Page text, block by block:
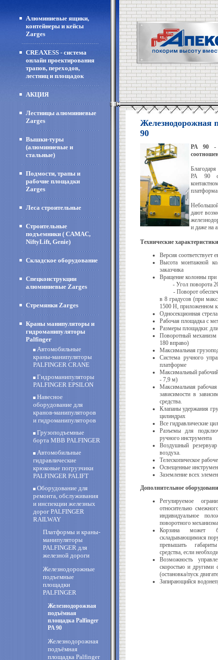
Алюминиевые ящики,
контейнеры и кейсы
Zarges
CREAXESS - система
онлайн проектирования
трапов, переходов,
лестниц и площадок
АКЦИЯ
Лестницы алюминиевые
Zarges
Вышки-туры
(алюминиевые и
стальные)
Подмости, трапы и
рабочие площадки
Zarges
Леса строительные
Строительные
подъемники ( CAMAC,
NiftyLift, Genie)
Складское оборудование
Спецконструкции
алюминиевые Zarges
Стремянки Zarges
Краны манипуляторы и
гидроманипуляторы
Palfinger
Автомобильные
краны-манипуляторы
PALFINGER CRANE
Гидроманипуляторы
PALFINGER EPSILON
Навесное
оборудование для
кранов-манипуляторов
и гидроманипуляторов
Грузоподъемные
борта MBB PALFINGER
Автомобильные
гидравлические
крюковые погрузчики
PALFINGER PALIFT
Оборудование для
ремонта, обслуживания
и инспекции железных
дорог PALFINGER
RAILWAY
Платформы и краны-
манипуляторы
PALFINGER для
железной дороги
Железнодорожные
подъемные
площадки
PALFINGER
Железнодорожная
подъёмная
площадка Palfinger
PA 90
Железнодорожная
подъёмная
площадка Palfinger
Железнодорожная
90
PA 90 -
РА 90
дают
и даже на
Технические
Версия соответствует
Высота монтажной
заказчика
Вращение колонны
- Угол поворота
- Поворот
в 8 градусов (при
1500 Н, приложенном
Односекционная стрела
Рабочая площадка с
Размеры площадки:
Поворотный механизм
180 вправо)
Максимальная
Система ручного
платформе
Максимальный
- 7,9 м)
Максимальная
зависимости в
средства.
Клапаны удержания
цилиндрах
Все гидравлические
Разъемы для
ручного инструмента
Воздушный
воздуха.
Телескопическое
Освещенные
Заземление всех
Дополнительное
Регулируемое
относительно
индивидуальное
поворотного
Корзина может
складывающимися
превышать
средства, если
Возможность
скоростью и другими
(остановка/пуск
Запирающийся